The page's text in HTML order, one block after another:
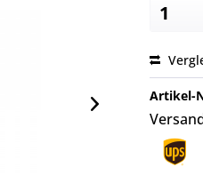
Artikel-